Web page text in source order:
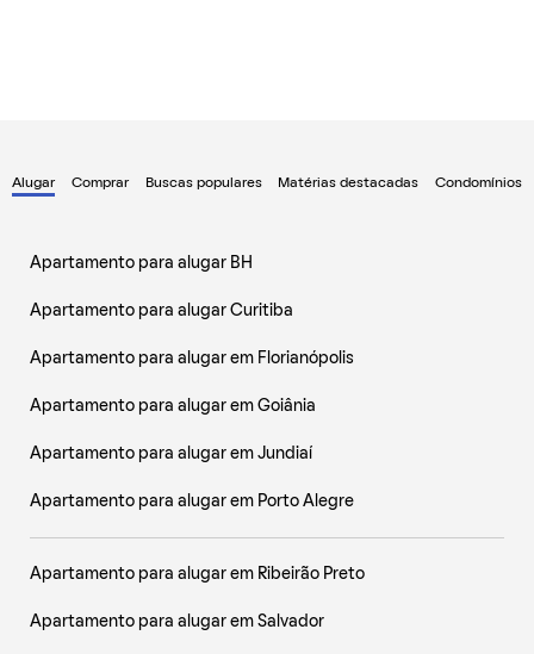
Alugar Comprar Buscas populares Matérias destacadas Condomínios
Apartamento para alugar BH
Apartamento para alugar Curitiba
Apartamento para alugar em Florianópolis
Apartamento para alugar em Goiânia
Apartamento para alugar em Jundiaí
Apartamento para alugar em Porto Alegre
Apartamento para alugar em Ribeirão Preto
Apartamento para alugar em Salvador